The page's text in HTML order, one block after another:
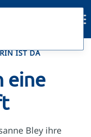
IST DA
eine
Bley ihre